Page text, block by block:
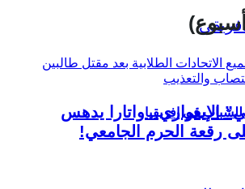
في إفريقيا
الإيفواري.. واتارا يدهس
رقعة الحرم الجامعي!